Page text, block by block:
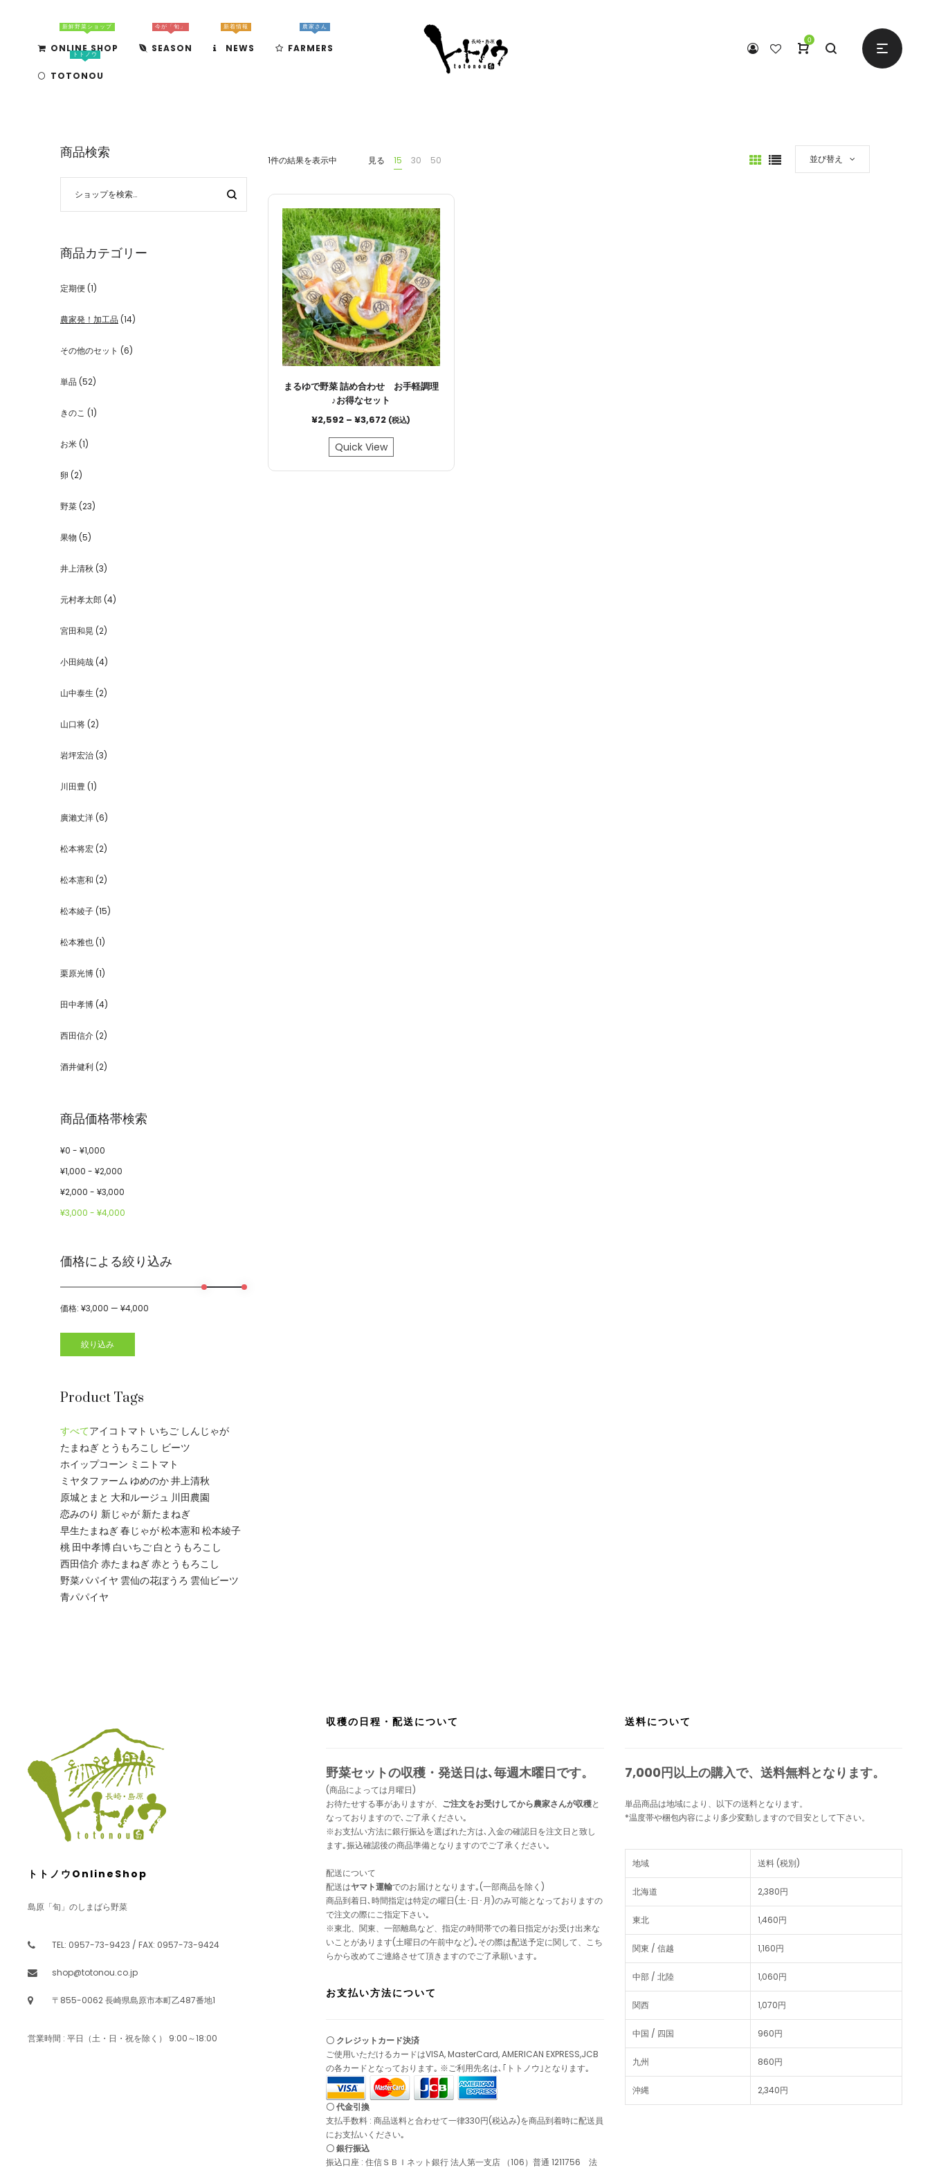
ONLINE SHOP
新鮮野菜ショップ
SEASON
今が「旬」
NEWS
新着情報
FARMERS
農家さん
TOTONOU
トトノウ
0
1件の結果を表示中 見る 15 30 50 並び替え
まるゆで野菜 詰め合わせ お手軽調理
♪お得なセット
¥2,592 –¥3,672 (税込)
Quick View
商品検索
商品カテゴリー
定期便 (1)
農家発！加工品 (14)
その他のセット (6)
単品 (52)
きのこ (1)
お米 (1)
卵 (2)
野菜 (23)
果物 (5)
井上清秋 (3)
元村孝太郎 (4)
宮田和晃 (2)
小田純哉 (4)
山中泰生 (2)
山口将 (2)
岩坪宏治 (3)
川田豊 (1)
廣瀨丈洋 (6)
松本将宏 (2)
松本憲和 (2)
松本綾子 (15)
松本雅也 (1)
栗原光博 (1)
田中孝博 (4)
西田信介 (2)
酒井健利 (2)
商品価格帯検索
¥0 - ¥1,000
¥1,000 - ¥2,000
¥2,000 - ¥3,000
¥3,000 - ¥4,000
価格による絞り込み
絞り込み
価格: ¥3,000 — ¥4,000
Product Tags
すべてアイコトマト いちご しんじゃが
たまねぎ とうもろこし ビーツ
ホイップコーン ミニトマト
ミヤタファーム ゆめのか井上清秋
原城とまと 大和ルージュ 川田農園
恋みのり 新じゃが新たまねぎ
早生たまねぎ春じゃが松本憲和 松本綾子
桃 田中孝博 白いちご 白とうもろこし
西田信介 赤たまねぎ赤とうもろこし
野菜パパイヤ 雲仙の花ぼうろ 雲仙ビーツ
青パパイヤ
トトノウOnlineShop
島原「旬」のしまばら野菜
TEL: 0957-73-9423 / FAX: 0957-73-9424
shop@totonou.co.jp
〒855-0062 長崎県島原市本町乙487番地1
営業時間 : 平日（土・日・祝を除く） 9:00～18:00
収穫の日程・配送について
野菜セットの収穫・発送日は､毎週木曜日です。
(商品によっては月曜日)
お待たせする事がありますが、 ご注文をお受けしてから農家さんが収穫と
なっておりますので､ご了承ください｡
※お支払い方法に銀行振込を選ばれた方は､入金の確認日を注文日と致し
ます｡振込確認後の商品準備となりますのでご了承ください｡
配送について
配送はヤマト運輸でのお届けとなります｡(一部商品を除く)
商品到着日､時間指定は特定の曜日(土･日･月)のみ可能となっておりますの
で注文の際にご指定下さい｡
※東北、関東、一部離島など、指定の時間帯での着日指定がお受け出来な
いことがあります(土曜日の午前中など)｡その際は配送予定に関して、こち
らから改めてご連絡させて頂きますのでご了承願います｡
お支払い方法について
〇 クレジットカード決済
ご使用いただけるカードはVISA, MasterCard, AMERICAN EXPRESS,JCB
の各カードとなっております｡ ※ご利用先名は､｢トトノウ｣となります｡
〇 代金引換
支払手数料 : 商品送料と合わせて一律330円(税込み)を商品到着時に配送員
にお支払いください｡
〇 銀行振込
振込口座 : 住信ＳＢＩネット銀行 法人第一支店 （106）普通 1211756 法
送料について
7,000円以上の購入で、 送料無料となります。
単品商品は地域により、以下の送料となります。
*温度帯や梱包内容により多少変動しますので目安として下さい。
地域 送料 (税別)
北海道 2,380円
東北 1,460円
関東 / 信越 1,160円
中部 / 北陸 1,060円
関西 1,070円
中国 / 四国 960円
九州 860円
沖縄 2,340円